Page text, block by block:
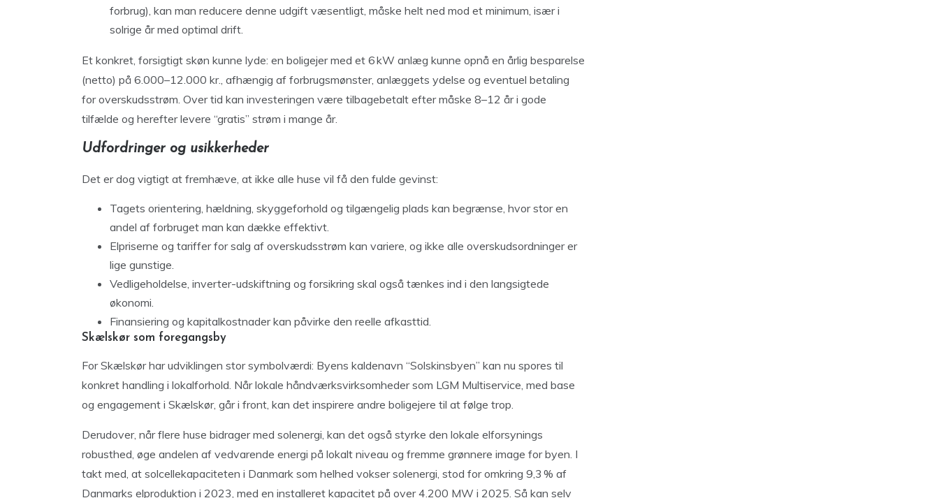
forbrug), kan man reducere denne udgift væsentligt, måske helt ned mod et minimum, især i
solrige år med optimal drift.
Et konkret, forsigtigt skøn kunne lyde: en boligejer med et 6 kW anlæg kunne opnå en årlig besparelse
(netto) på 6.000–12.000 kr., afhængig af forbrugsmønster, anlæggets ydelse og eventuel betaling
for overskudsstrøm. Over tid kan investeringen være tilbagebetalt efter måske 8–12 år i gode
tilfælde og herefter levere “gratis” strøm i mange år.
Udfordringer og usikkerheder
Det er dog vigtigt at fremhæve, at ikke alle huse vil få den fulde gevinst:
Tagets orientering, hældning, skyggeforhold og tilgængelig plads kan begrænse, hvor stor en
andel af forbruget man kan dække effektivt.
Elpriserne og tariffer for salg af overskudsstrøm kan variere, og ikke alle overskudsordninger er
lige gunstige.
Vedligeholdelse, inverter-udskiftning og forsikring skal også tænkes ind i den langsigtede
økonomi.
Finansiering og kapitalkostnader kan påvirke den reelle afkasttid.
Skælskør som foregangsby
For Skælskør har udviklingen stor symbolværdi: Byens kaldenavn “Solskinsbyen” kan nu spores til
konkret handling i lokalforhold. Når lokale håndværksvirksomheder som LGM Multiservice, med base
og engagement i Skælskør, går i front, kan det inspirere andre boligejere til at følge trop.
Derudover, når flere huse bidrager med solenergi, kan det også styrke den lokale elforsynings
robusthed, øge andelen af vedvarende energi på lokalt niveau og fremme grønnere image for byen. I
takt med, at solcellekapaciteten i Danmark som helhed vokser solenergi, stod for omkring 9,3 % af
Danmarks elproduktion i 2023, med en installeret kapacitet på over 4.200 MW i 2025. Så kan selv